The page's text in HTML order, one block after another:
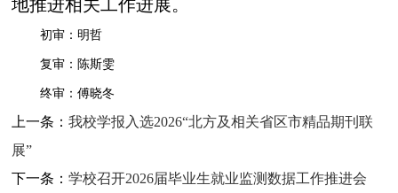
地推进相关工作进展。
初审：明哲
复审：陈斯雯
终审：傅晓冬
上一条：我校学报入选2026“北方及相关省区市精品期刊联
展”
下一条：学校召开2026届毕业生就业监测数据工作推进会